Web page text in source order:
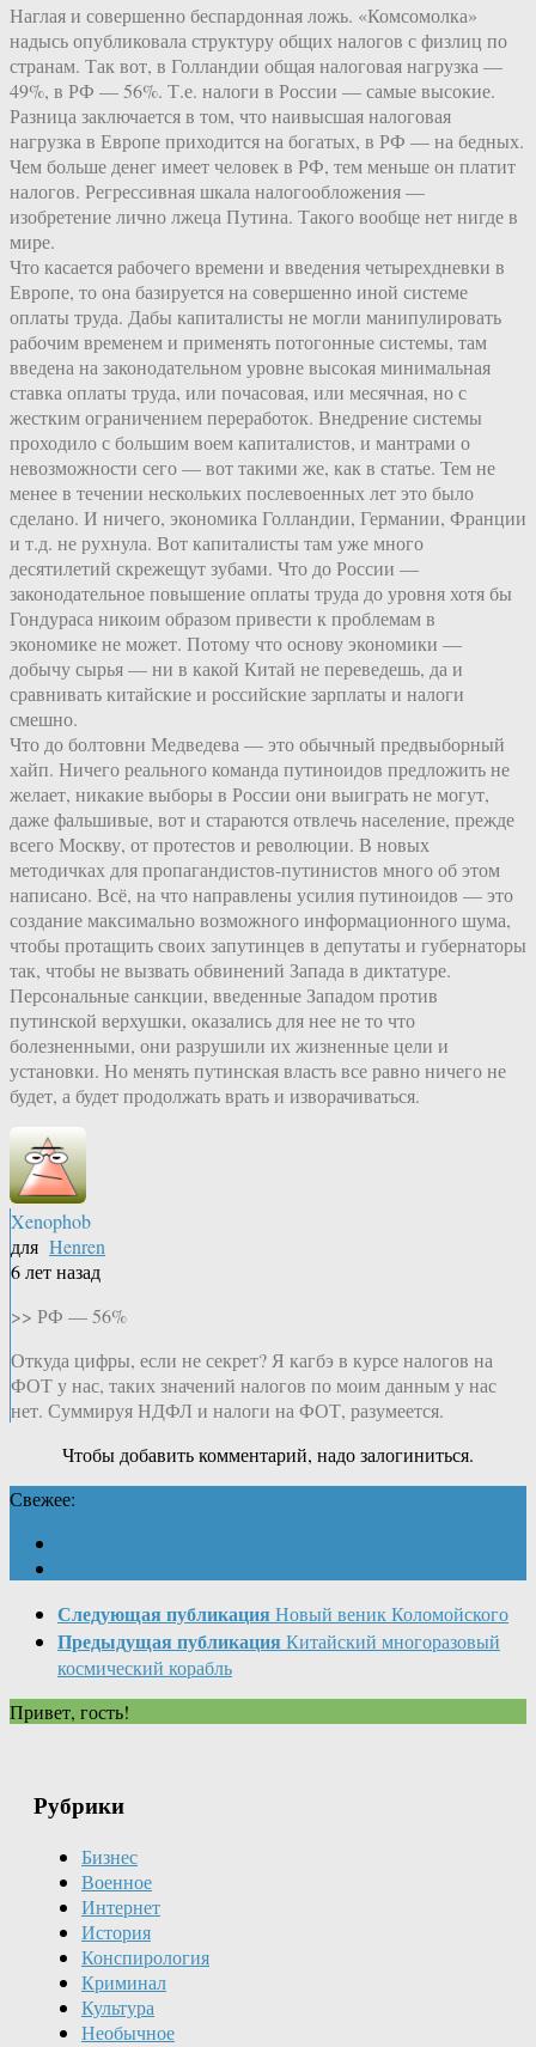
Наглая и совершенно беспардонная ложь. «Комсомолка»
надысь опубликовала структуру общих налогов с физлиц по
странам. Так вот, в Голландии общая налоговая нагрузка —
49%, в РФ — 56%. Т.е. налоги в России — самые высокие.
Разница заключается в том, что наивысшая налоговая
нагрузка в Европе приходится на богатых, в РФ — на бедных.
Чем больше денег имеет человек в РФ, тем меньше он платит
налогов. Регрессивная шкала налогообложения —
изобретение лично лжеца Путина. Такого вообще нет нигде в
мире.
Что касается рабочего времени и введения четырехдневки в
Европе, то она базируется на совершенно иной системе
оплаты труда. Дабы капиталисты не могли манипулировать
рабочим временем и применять потогонные системы, там
введена на законодательном уровне высокая минимальная
ставка оплаты труда, или почасовая, или месячная, но с
жестким ограничением переработок. Внедрение системы
проходило с большим воем капиталистов, и мантрами о
невозможности сего — вот такими же, как в статье. Тем не
менее в течении нескольких послевоенных лет это было
сделано. И ничего, экономика Голландии, Германии, Франции
и т.д. не рухнула. Вот капиталисты там уже много
десятилетий скрежещут зубами. Что до России —
законодательное повышение оплаты труда до уровня хотя бы
Гондураса никоим образом привести к проблемам в
экономике не может. Потому что основу экономики —
добычу сырья — ни в какой Китай не переведешь, да и
сравнивать китайские и российские зарплаты и налоги
смешно.
Что до болтовни Медведева — это обычный предвыборный
хайп. Ничего реального команда путиноидов предложить не
желает, никакие выборы в России они выиграть не могут,
даже фальшивые, вот и стараются отвлечь население, прежде
всего Москву, от протестов и революции. В новых
методичках для пропагандистов-путинистов много об этом
написано. Всё, на что направлены усилия путиноидов — это
создание максимально возможного информационного шума,
чтобы протащить своих запутинцев в депутаты и губернаторы
так, чтобы не вызвать обвинений Запада в диктатуре.
Персональные санкции, введенные Западом против
путинской верхушки, оказались для нее не то что
болезненными, они разрушили их жизненные цели и
установки. Но менять путинская власть все равно ничего не
будет, а будет продолжать врать и изворачиваться.
Xenophob
для Henren
6 лет назад
>> РФ — 56%
Откуда цифры, если не секрет? Я кагбэ в курсе налогов на
ФОТ у нас, таких значений налогов по моим данным у нас
нет. Суммируя НДФЛ и налоги на ФОТ, разумеется.
Чтобы добавить комментарий, надо залогиниться.
Свежее:
Следующая публикация Новый веник Коломойского
Предыдущая публикация Китайский многоразовый
космический корабль
Привет, гость!
Рубрики
Бизнес
Военное
Интернет
История
Конспирология
Криминал
Культура
Необычное